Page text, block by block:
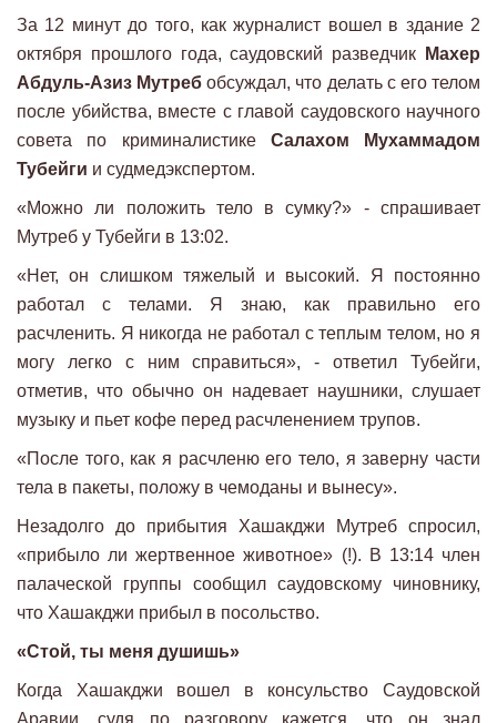
За 12 минут до того, как журналист вошел в здание 2
октября прошлого года, саудовский разведчик
Махер
Абдуль-Азиз Мутреб обсуждал, что делать с его телом
после убийства, вместе с главой саудовского научного
совета по криминалистике Салахом Мухаммадом
Тубейги и судмедэкспертом.
«Можно ли положить тело в сумку?» - спрашивает
Мутреб у Тубейги в 13:02.
«Нет, он слишком тяжелый и высокий. Я постоянно
работал с телами. Я знаю, как правильно его
расчленить. Я никогда не работал с теплым телом, но я
могу легко с ним справиться», - ответил Тубейги,
отметив, что обычно он надевает наушники, слушает
музыку и пьет кофе перед расчленением трупов.
«После того, как я расчленю его тело, я заверну части
тела в пакеты, положу в чемоданы и вынесу».
Незадолго до прибытия Хашакджи Мутреб спросил,
«прибыло ли жертвенное животное» (!). В 13:14 член
палаческой группы сообщил саудовскому чиновнику,
что Хашакджи прибыл в посольство.
«Стой, ты меня душишь»
Когда Хашакджи вошел в консульство Саудовской
Аравии, судя по разговору кажется, что он знал